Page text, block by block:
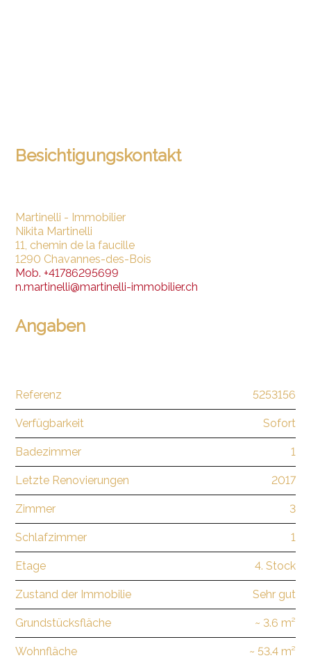
Besichtigungskontakt
Martinelli - Immobilier
Nikita Martinelli
11, chemin de la faucille
1290 Chavannes-des-Bois
Mob.+41786295699
n.martinelli@martinelli-immobilier.ch
Angaben
Referenz 5253156
Verfügbarkeit Sofort
Badezimmer 1
Letzte Renovierungen 2017
Zimmer 3
Schlafzimmer 1
Etage 4. Stock
Zustand der Immobilie Sehr gut
Grundstücksfläche ~ 3.6 m²
Wohnfläche ~ 53.4 m²